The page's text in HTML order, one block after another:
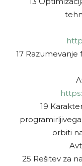
17
19
orbiti
25 Rešitev za